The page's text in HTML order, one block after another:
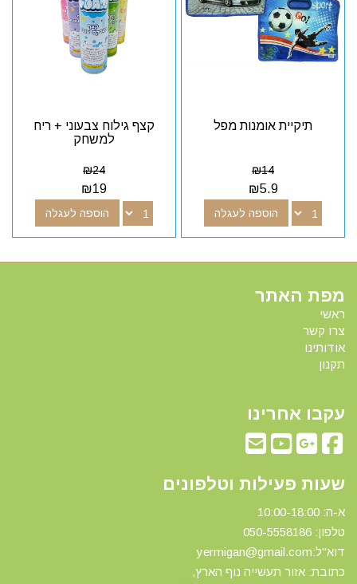
תיקיית אומנות מפל
₪14
₪5.9
הוספה לעגלה
קצף גילוח צבעוני + ריח
למשחק
₪24
₪19
הוספה לעגלה
מפת האתר
ראשי
צרו קשר
אודותינו
תקנון
עקבו אחרינו
שעות פעילות וטלפונים
א-ה: 10:00-18:00
טלפון: 0 50-5558186
דוא"ל:yermigan@gmail.com
כתובת: אזור תעשייה נוף הארץ,